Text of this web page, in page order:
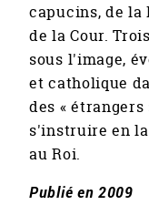
capucins, de la
de la Cour.
sous l'image,
et catholique
des « étrangers
s'instruire en
au Roi.
Publié en 2009